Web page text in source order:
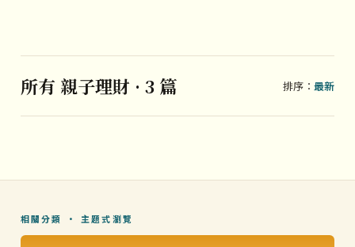
所有 親子理財 · 3 篇 排序：最新
相關分類 · 主題式瀏覽